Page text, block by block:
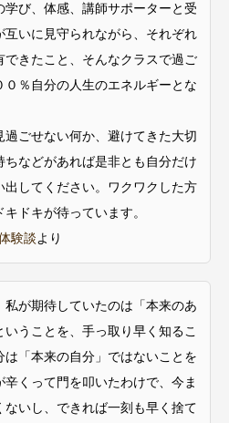
び、体感、講師サポーターと受
いに見守られながら、それぞれ
きたこと、そんなクラスで過ご
０％自分の人生のエネルギーとな
ごせない何か、避けてきた大切
などがあれば是非とも自分だけ
してください。ワクワクした方
ドキが待っています。
験談より
が期待していたのは「本来のあ
うことを、手っ取り早く知るこ
「本来の自分」ではないことを
くって門を叩いたわけで、今ま
いし、できれば一刻も早く捨て